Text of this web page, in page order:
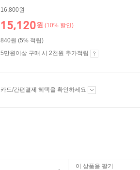
16,800원
15,120원 (10% 할인)
840원 (5% 적립)
5만원이상 구매 시 2천원 추가적립
카드/간편결제 혜택을 확인하세요
이 상품을 팔기